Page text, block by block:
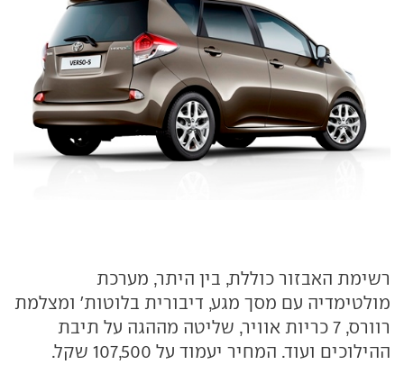
רשימת האבזור כוללת, בין היתר, מערכת
מולטימדיה עם מסך מגע, דיבורית בלוטות' ומצלמת
רוורס, 7 כריות אוויר, שליטה מההגה על תיבת
ההילוכים ועוד. המחיר יעמוד על 107,500 שקל.